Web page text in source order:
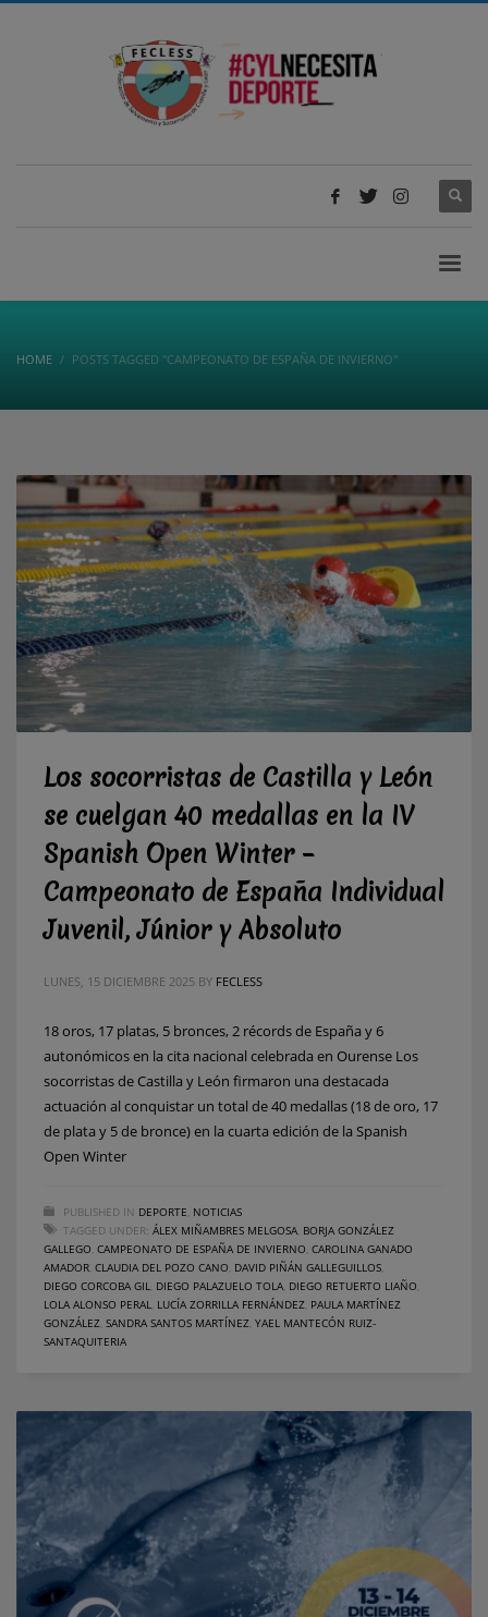
HOME POSTS TAGGED "CAMPEONATO DE ESPAÑA DE INVIERNO"
Los socorristas de Castilla y León
se cuelgan 40 medallas en la IV
Spanish Open Winter –
Campeonato de España Individual
Juvenil, Júnior y Absoluto
LUNES, 15 DICIEMBRE 2025 BY FECLESS
18 oros, 17 platas, 5 bronces, 2 récords de España y 6
autonómicos en la cita nacional celebrada en Ourense Los
socorristas de Castilla y León firmaron una destacada
actuación al conquistar un total de 40 medallas (18 de oro, 17
de plata y 5 de bronce) en la cuarta edición de la Spanish
Open Winter
PUBLISHED IN DEPORTE NOTICIAS
TAGGED UNDER: ÁLEX MIÑAMBRES MELGOSA BORJA GONZÁLEZ
GALLEGO CAMPEONATO DE ESPAÑA DE INVIERNO CAROLINA GANADO
AMADOR CLAUDIA DEL POZO CANO DAVID PIÑÁN GALLEGUILLOS
DIEGO CORCOBA GIL
DIEGO PALAZUELO TOLA DIEGO RETUERTO LIAÑO
LOLA ALONSO PERAL
LUCÍA ZORRILLA FERNÁNDEZ PAULA MARTÍNEZ
GONZÁLEZ SANDRA SANTOS MARTÍNEZ YAEL MANTECÓN RUIZ-
SANTAQUITERIA